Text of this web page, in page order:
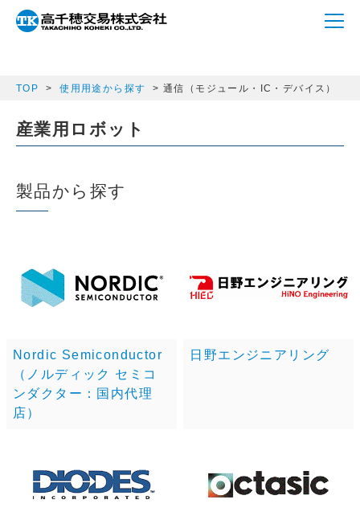
array(1) { ["semicon_category"]=> string(13)
"communication" }
TOP 使用用途から探す 通信（モジュール・IC・デバイス）
産業用ロボット
製品から探す
Nordic Semiconductor
（ノルディック セミコ
ンダクター：国内代理
店）
日野エンジニアリング